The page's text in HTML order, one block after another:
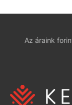
Az áraink